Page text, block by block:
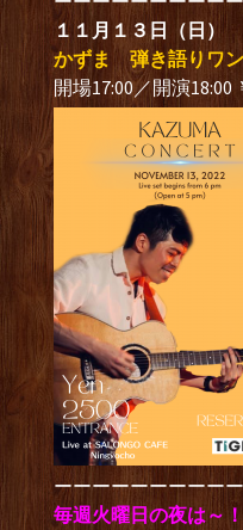
１１月１３日（日）
かずま 弾き語りワ
開場17:00／開演18:00
ーーーーーーーーー
毎週火曜日の夜は～！